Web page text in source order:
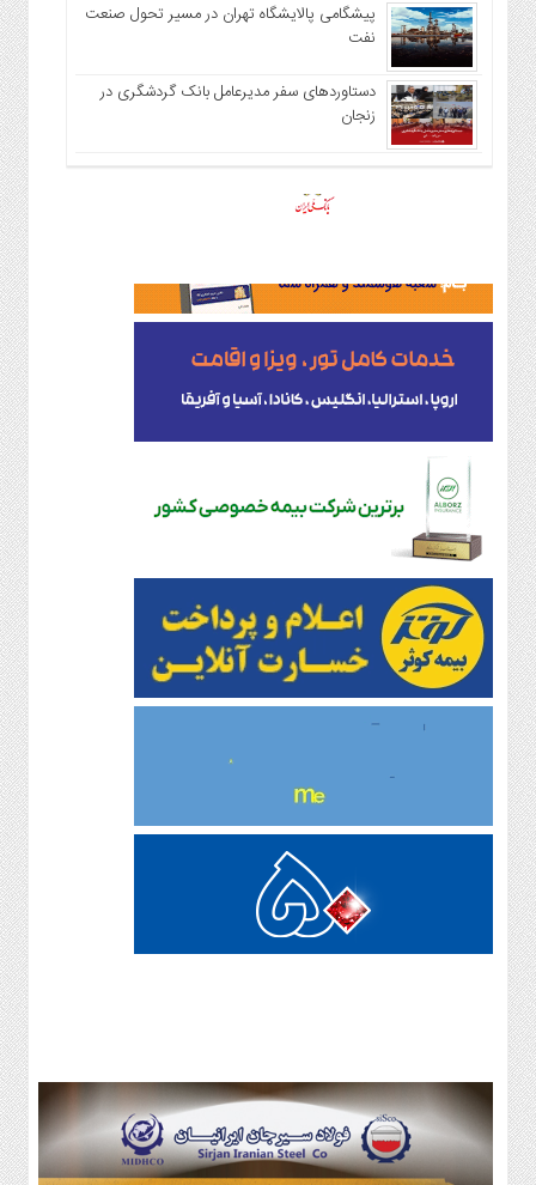
پیشگامی پالایشگاه تهران در مسیر تحول صنعت
نفت
دستاوردهای سفر مدیرعامل بانک گردشگری در
زنجان